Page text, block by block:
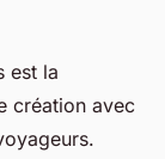
est la
création avec